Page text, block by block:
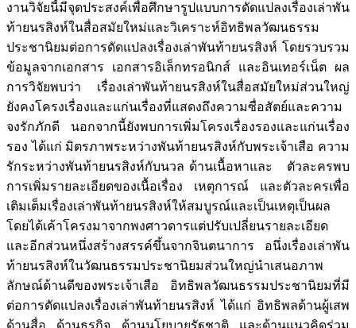
งานวิจัยนี้มีจุดประสงค์เพื่อศึกษารูปแบบการดัดแปลงเรื่องเล่าพัน
ท้ายนรสิงห์ในสื่อสมัยใหม่และวิเคราะห์อิทธิพลวัฒนธรรม
ประชานิยมต่อการดัดแปลงเรื่องเล่าพันท้ายนรสิงห์ โดยรวบรวม
ข้อมูลจากเอกสาร เอกสารอิเล็กทรอนิกส์ และอินเทอร์เน็ต ผล
การวิจัยพบว่า เรื่องเล่าพันท้ายนรสิงห์ในสื่อสมัยใหม่ส่วนใหญ่
ยังคงโครงเรื่องและแก่นเรื่องที่แสดงถึงความซื่อสัตย์และความ
จงรักภักดี นอกจากนี้ยังพบการเพิ่มโครงเรื่องรองและแก่นเรื่อง
รอง ได้แก่ มิตรภาพระหว่างพันท้ายนรสิงห์กับพระเจ้าเสือ ความ
รักระหว่างพันท้ายนรสิงห์กับนวล ด้านเนื้อหาและ ตัวละครพบ
การเพิ่มรายละเอียดของเนื้อเรื่อง เหตุการณ์ และตัวละครเพื่อ
เติมเต็มเรื่องเล่าพันท้ายนรสิงห์ให้สมบูรณ์และเป็นเหตุเป็นผล
โดยได้เค้าโครงมาจากพงศาวดารแต่ปรับเปลี่ยนรายละเอียด
และอีกส่วนหนึ่งสร้างสรรค์ขึ้นจากจินตนาการ อนึ่งเรื่องเล่าพัน
ท้ายนรสิงห์ในวัฒนธรรมประชานิยมส่วนใหญ่นำเสนอภาพ
ลักษณ์ด้านดีของพระเจ้าเสือ อิทธิพลวัฒนธรรมประชานิยมที่มี
ต่อการดัดแปลงเรื่องเล่าพันท้ายนรสิงห์ ได้แก่ อิทธิพลด้านผู้เสพ